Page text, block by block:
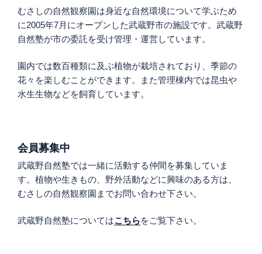
むさしの自然観察園は身近な自然環境について学ぶため
に2005年7月にオープンした武蔵野市の施設です。武蔵野
自然塾が市の委託を受け管理・運営しています。
園内では数百種類に及ぶ植物が栽培されており、季節の
花々を楽しむことができます。また管理棟内では昆虫や
水生生物などを飼育しています。
会員募集中
武蔵野自然塾では一緒に活動する仲間を募集していま
す。植物や生きもの、野外活動などに興味のある方は、
むさしの自然観察園までお問い合わせ下さい。
武蔵野自然塾についてはこちらをご覧下さい。